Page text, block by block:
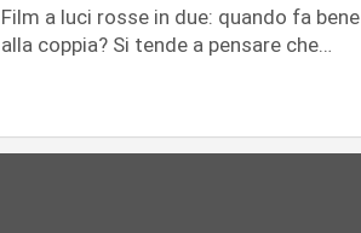
Film a luci rosse in due: quando fa bene
alla coppia? Si tende a pensare che…